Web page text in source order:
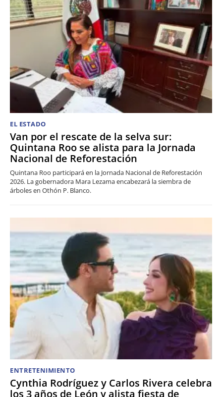
EL ESTADO
Van por el rescate de la selva sur:
Quintana Roo se alista para la Jornada
Nacional de Reforestación
Quintana Roo participará en la Jornada Nacional de Reforestación
2026. La gobernadora Mara Lezama encabezará la siembra de
árboles en Othón P. Blanco.
ENTRETENIMIENTO
Cynthia Rodríguez y Carlos Rivera celebra
los 3 años de León y alista fiesta de